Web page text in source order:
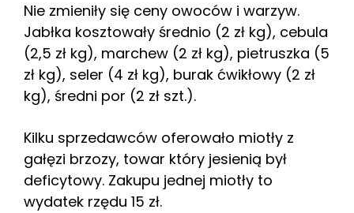
Nie zmieniły się ceny owoców i warzyw.
Jabłka kosztowały średnio (2 zł kg), cebula
(2,5 zł kg), marchew (2 zł kg), pietruszka (5
zł kg), seler (4 zł kg), burak ćwikłowy (2 zł
kg), średni por (2 zł szt.).
Kilku sprzedawców oferowało miotły z
gałęzi brzozy, towar który jesienią był
deficytowy. Zakupu jednej miotły to
wydatek rzędu 15 zł.